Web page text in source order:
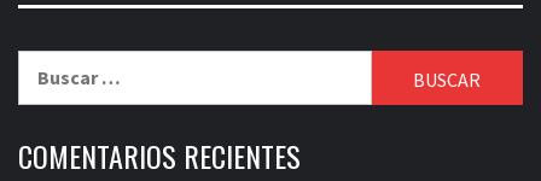
COMENTARIOS RECIENTES